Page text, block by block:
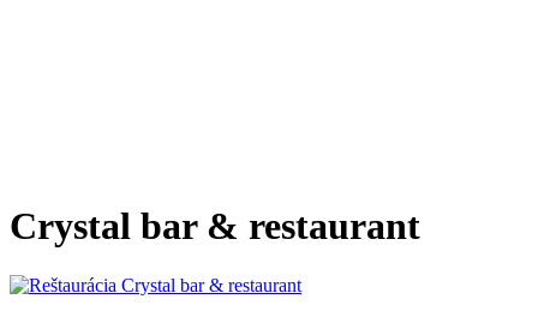
Crystal bar & restaurant